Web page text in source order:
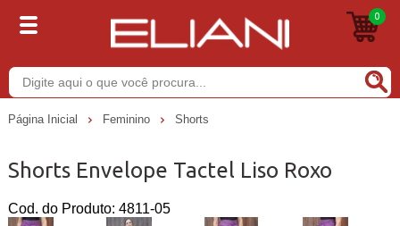
0
Página Inicial Feminino Shorts
Shorts Envelope Tactel Liso Roxo
Cod. do Produto: 4811-05